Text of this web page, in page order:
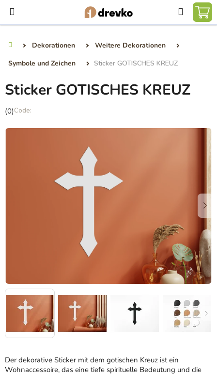
Inhalt
springen
Suchen
Dekorationen
Weitere Dekorationen
Symbole und Zeichen
Sticker GOTISCHES KREUZ
Der dekorative Sticker mit dem gotischen Kreuz ist ein
Wohnaccessoire, das eine tiefe spirituelle Bedeutung und die
Sticker GOTISCHES KREUZ
Die
Produktbewertung
(0)